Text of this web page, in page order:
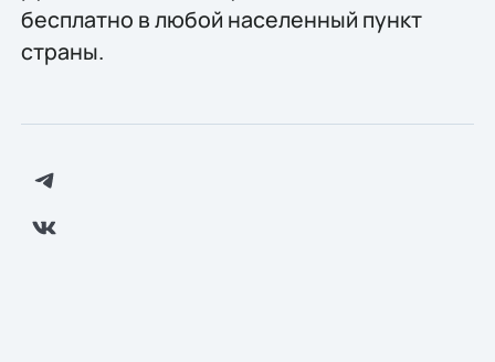
бесплатно в любой населенный пункт
страны.